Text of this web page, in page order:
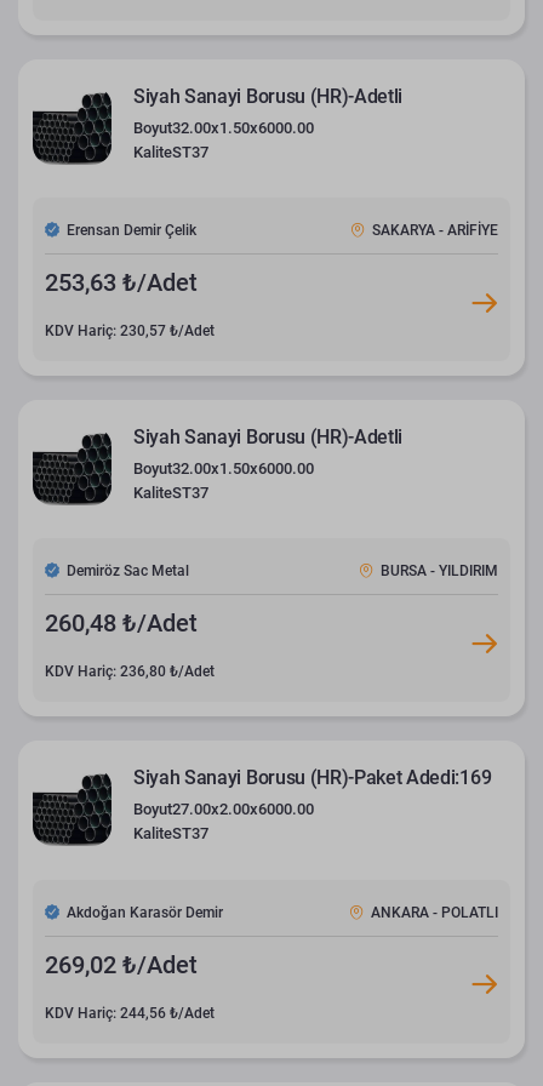
Siyah Sanayi Borusu (HR)-Adetli
Boyut32.00x1.50x6000.00
KaliteST37
Erensan Demir Çelik SAKARYA - ARİFİYE
253,63 ₺/Adet
KDV Hariç: 230,57 ₺/Adet
Siyah Sanayi Borusu (HR)-Adetli
Boyut32.00x1.50x6000.00
KaliteST37
Demiröz Sac Metal BURSA - YILDIRIM
260,48 ₺/Adet
KDV Hariç: 236,80 ₺/Adet
Siyah Sanayi Borusu (HR)-Paket Adedi:169
Boyut27.00x2.00x6000.00
KaliteST37
Akdoğan Karasör Demir ANKARA - POLATLI
269,02 ₺/Adet
KDV Hariç: 244,56 ₺/Adet